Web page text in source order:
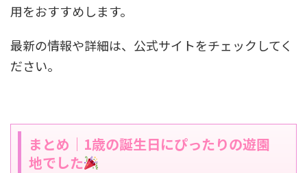
用をおすすめします。
最新の情報や詳細は、公式サイトをチェックしてく
ださい。
まとめ｜1歳の誕生日にぴったりの遊園
地でした